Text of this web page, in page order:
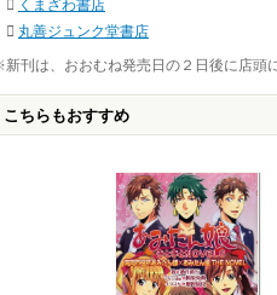
くまざわ書店
丸善ジュンク堂書店
刊は、おおむね発売日の２日後に店頭
こちらもおすすめ